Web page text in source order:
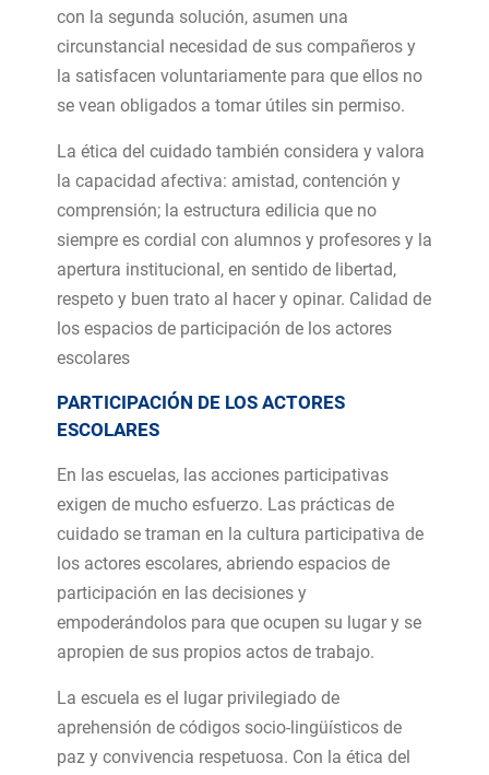
con la segunda solución, asumen una
circunstancial necesidad de sus compañeros y
la satisfacen voluntariamente para que ellos no
se vean obligados a tomar útiles sin permiso.
La ética del cuidado también considera y valora
la capacidad afectiva: amistad, contención y
comprensión; la estructura edilicia que no
siempre es cordial con alumnos y profesores y la
apertura institucional, en sentido de libertad,
respeto y buen trato al hacer y opinar. Calidad de
los espacios de participación de los actores
escolares
PARTICIPACIÓN DE LOS ACTORES
ESCOLARES
En las escuelas, las acciones participativas
exigen de mucho esfuerzo. Las prácticas de
cuidado se traman en la cultura participativa de
los actores escolares, abriendo espacios de
participación en las decisiones y
empoderándolos para que ocupen su lugar y se
apropien de sus propios actos de trabajo.
La escuela es el lugar privilegiado de
aprehensión de códigos socio-lingüísticos de
paz y convivencia respetuosa. Con la ética del